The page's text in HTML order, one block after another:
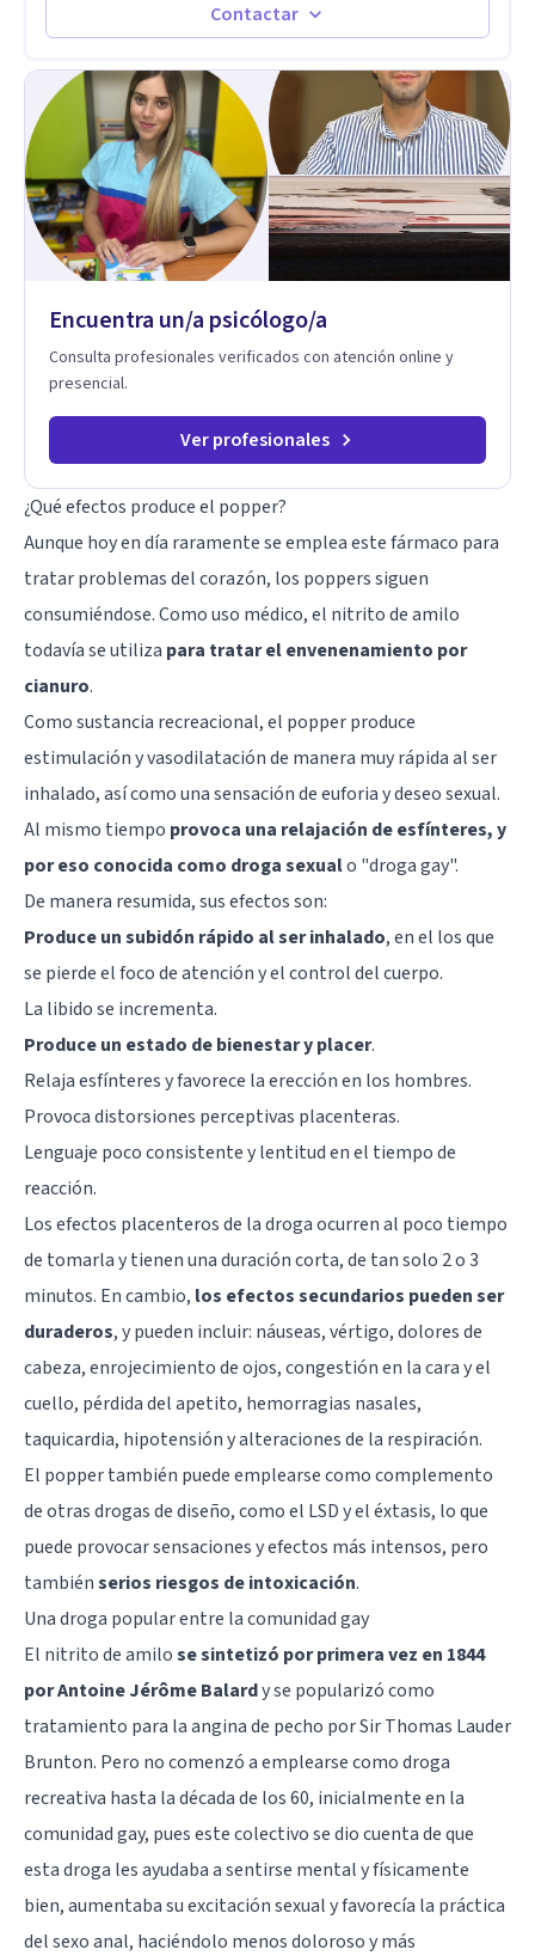
espacio donde se le dará un lugar a esas cuestiones
singulares de cada uno, para luego generar cambios. Soy una
seminarios, una especialización en psicoanálisis y también
investigo. Siempre en la búsqueda de ser un mejor
profesional.
Contactar
Encuentra un/a psicólogo/a
Consulta profesionales verificados con atención online y
presencial.
Ver profesionales
¿Qué efectos produce el popper?
Aunque hoy en día raramente se emplea este fármaco para
tratar problemas del corazón, los poppers siguen
consumiéndose. Como uso médico, el nitrito de amilo
todavía se utiliza para tratar el envenenamiento por
cianuro.
Como sustancia recreacional, el popper produce
estimulación y vasodilatación de manera muy rápida al ser
inhalado, así como una sensación de euforia y deseo sexual.
Al mismo tiempo provoca una relajación de esfínteres, y
por eso conocida como droga sexualo "droga gay".
De manera resumida, sus efectos son:
Produce un subidón rápido al ser inhalado, en el los que
se pierde el foco de atención y el control del cuerpo.
La libido se incrementa.
Produce un estado de bienestar y placer.
Relaja esfínteres y favorece la erección en los hombres.
Provoca distorsiones perceptivas placenteras.
Lenguaje poco consistente y lentitud en el tiempo de
reacción.
Los efectos placenteros de la droga ocurren al poco tiempo
de tomarla y tienen una duración corta, de tan solo 2 o 3
minutos. En cambio, los efectos secundarios pueden ser
duraderos, y pueden incluir: náuseas, vértigo, dolores de
cabeza, enrojecimiento de ojos, congestión en la cara y el
cuello, pérdida del apetito, hemorragias nasales,
taquicardia, hipotensión y alteraciones de la respiración.
El popper también puede emplearse como complemento
de otras drogas de diseño, como el LSD y el éxtasis, lo que
puede provocar sensaciones y efectos más intensos, pero
tambiénserios riesgos de intoxicación.
Una droga popular entre la comunidad gay
El nitrito de amilose sintetizó por primera vez en 1844
por Antoine Jérôme Balardy se popularizó como
tratamiento para la angina de pecho por Sir Thomas Lauder
Brunton. Pero no comenzó a emplearse como droga
recreativa hasta la década de los 60, inicialmente en la
comunidad gay, pues este colectivo se dio cuenta de que
esta droga les ayudaba a sentirse mental y físicamente
bien, aumentaba su excitación sexual y favorecía la práctica
del sexo anal, haciéndolo menos doloroso y más